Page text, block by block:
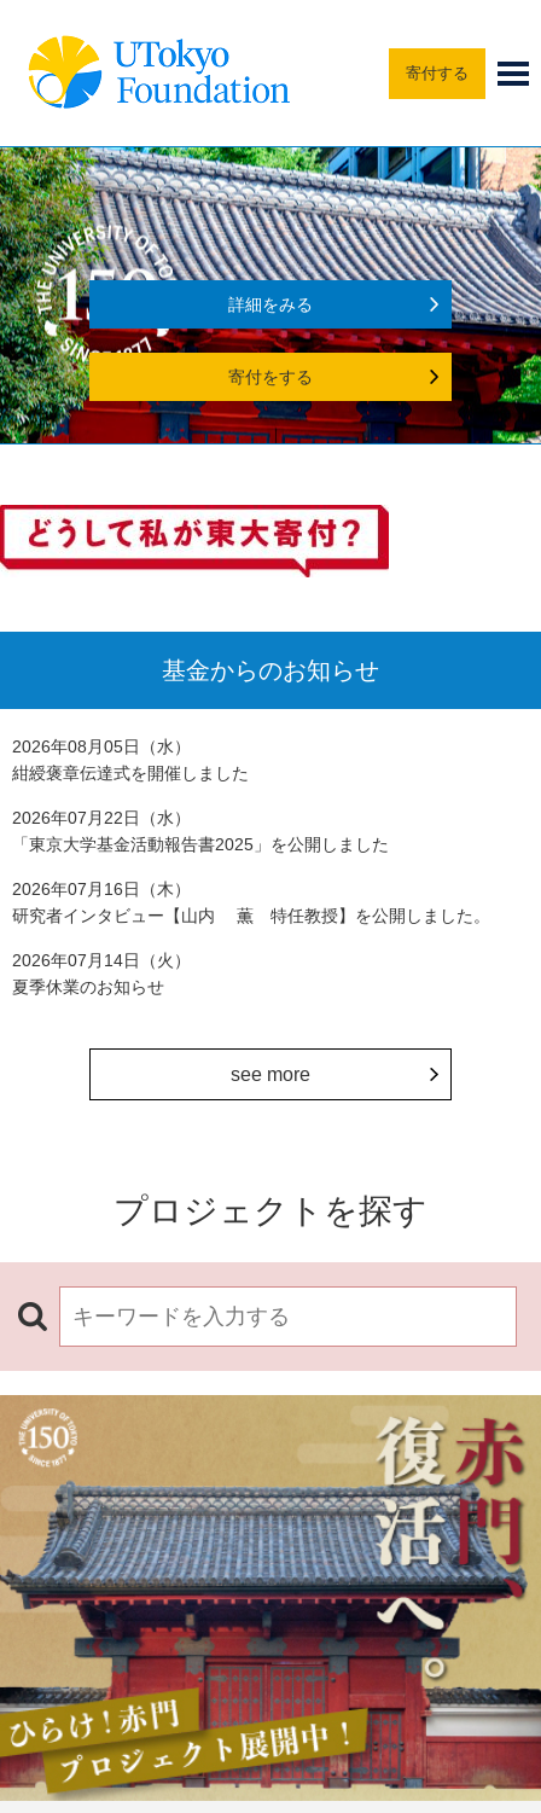
寄付する
詳細をみる
寄付をする
基金からのお知らせ
2026年08月05日（水）
紺綬褒章伝達式を開催しました
2026年07月22日（水）
「東京大学基金活動報告書2025」を公開しました
2026年07月16日（木）
研究者インタビュー【山内 薫 特任教授】を公開しました。
2026年07月14日（火）
夏季休業のお知らせ
see more
プロジェクトを探す